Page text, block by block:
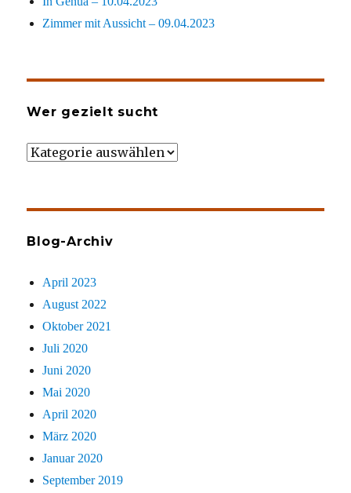
Zimmer mit Aussicht – 09.04.2023
Wer gezielt sucht
Wer
Blog-Archiv
April 2023
August 2022
Oktober 2021
Juli 2020
Juni 2020
Mai 2020
April 2020
März 2020
Januar 2020
September 2019